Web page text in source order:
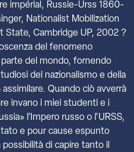
impérial, Russie-Urss 1860-
Nationalist Mobilization
State, Cambridge UP, 2002 ?
del fenomeno
parte del mondo, fornendo
del nazionalismo e della
Quando ciò avverrà
invano i miei studenti e i
l’Impero russo o l’URSS,
e pour cause espunto
di capire tanto il